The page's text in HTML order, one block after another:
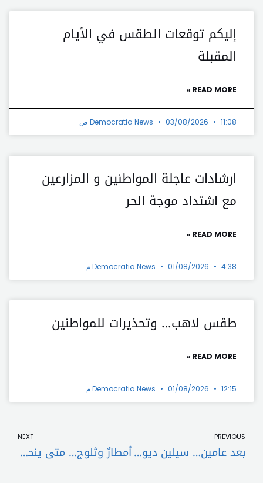
إليكم توقعات الطقس في الأيام
المقبلة
READ MORE »
Democratia News 03/08/2026 11:08 ص
ارشادات عاجلة المواطنين و المزارعين
مع اشتداد موجة الحر
READ MORE »
Democratia News 01/08/2026 4:38 م
طقس لاهب… وتحذيرات للمواطنين
READ MORE »
Democratia News 01/08/2026 12:15 م
PREVIOUS
بعد عامين… سيلين ديون تعود إلى الغناء في 2025
NEXT
أمطارٌ وثلوج… متى ينحسر المنخفض الجوي؟